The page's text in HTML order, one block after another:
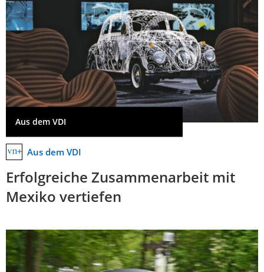
Aus dem VDI
Aus dem VDI
Erfolgreiche Zusammenarbeit mit
Mexiko vertiefen